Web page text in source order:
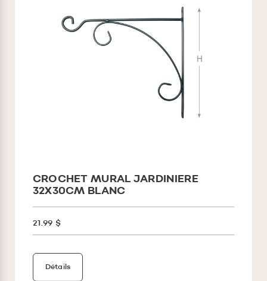
CROCHET MURAL JARDINIERE
32X30CM BLANC
21.99 $
Détails